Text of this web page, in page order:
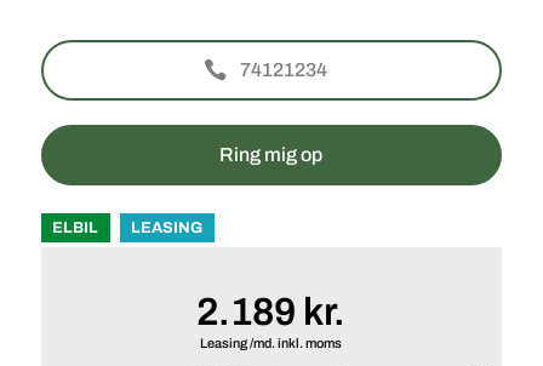
74121234
Ring mig op
ELBIL LEASING
2.189 kr.
Leasing /md. inkl. moms